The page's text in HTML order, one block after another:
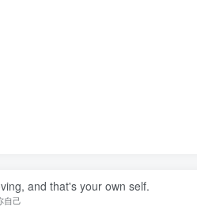
and that's your own self.
自己